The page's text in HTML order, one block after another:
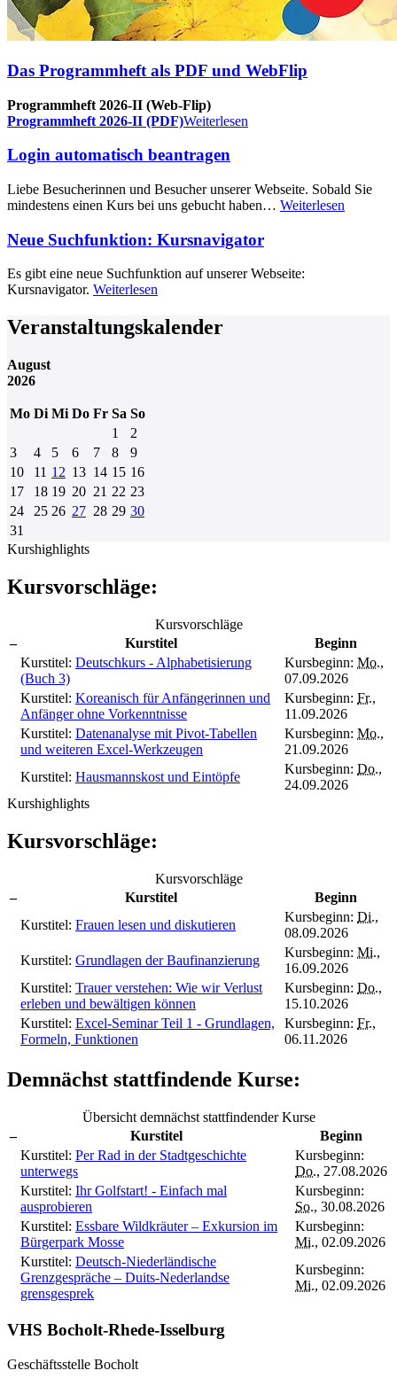
Das Programmheft als PDF und WebFlip
Programmheft 2026-II (Web-Flip)
Programmheft 2026-II (PDF)Weiterlesen
Login automatisch beantragen
Liebe Besucherinnen und Besucher unserer Webseite. Sobald Sie
mindestens einen Kurs bei uns gebucht haben… Weiterlesen
Neue Suchfunktion: Kursnavigator
Es gibt eine neue Suchfunktion auf unserer Webseite:
Kursnavigator. Weiterlesen
Veranstaltungskalender
August
2026
Mo Di Mi Do Fr Sa So
1
2
3
4 5 6 7 8
9
10
11 12 13 14 15 16
17
18 19 20 21 22 23
24
25 26 27 28 29 30
31
Kurshighlights
Kursvorschläge:
Kursvorschläge
–
Kurstitel
Beginn
Kurstitel: Deutschkurs - Alphabetisierung
(Buch 3)
Kursbeginn: Mo.,
07.09.2026
Kurstitel: Koreanisch für Anfängerinnen und
Anfänger ohne Vorkenntnisse
Kursbeginn: Fr.,
11.09.2026
Kurstitel: Datenanalyse mit Pivot-Tabellen
und weiteren Excel-Werkzeugen
Kursbeginn: Mo.,
21.09.2026
Kurstitel: Hausmannskost und Eintöpfe
Kursbeginn: Do.,
24.09.2026
Kurshighlights
Kursvorschläge:
Kursvorschläge
–
Kurstitel
Beginn
Kurstitel: Frauen lesen und diskutieren
Kursbeginn: Di.,
08.09.2026
Kurstitel: Grundlagen der Baufinanzierung
Kursbeginn: Mi.,
16.09.2026
Kurstitel: Trauer verstehen: Wie wir Verlust
erleben und bewältigen können
Kursbeginn: Do.,
15.10.2026
Kurstitel: Excel-Seminar Teil 1 - Grundlagen,
Formeln, Funktionen
Kursbeginn: Fr.,
06.11.2026
Demnächst stattfindende Kurse:
Übersicht demnächst stattfindender Kurse
–
Kurstitel
Beginn
Kurstitel: Per Rad in der Stadtgeschichte
unterwegs
Kursbeginn:
Do., 27.08.2026
Kurstitel: Ihr Golfstart! - Einfach mal
ausprobieren
Kursbeginn:
So., 30.08.2026
Kurstitel: Essbare Wildkräuter – Exkursion im
Bürgerpark Mosse
Kursbeginn:
Mi., 02.09.2026
Kurstitel: Deutsch-Niederländische
Grenzgespräche – Duits-Nederlandse
grensgesprek
Kursbeginn:
Mi., 02.09.2026
VHS Bocholt-Rhede-Isselburg
Geschäftsstelle Bocholt